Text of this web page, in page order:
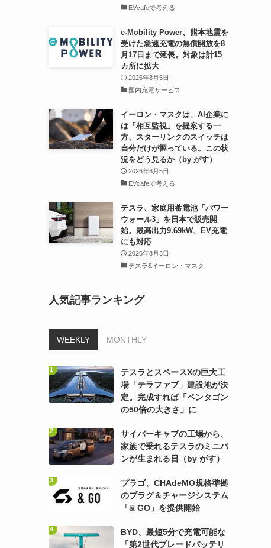
EVcafeで考える
e-Mobility Power、熊本地震を
受けた急速充電の無償開放を8
月17日まで延長。対象は計15
カ所に拡大
2026年8月5日
国内充電サービス
イーロン・マスクは、AI企業に
は「相互監視」を提案する一
方、スターリンクのスイッチは
自分だけが握っている。この状
況をどう見るか（by がす）
2026年8月5日
EVcafeで考える
テスラ、家庭用蓄電池「パワー
ウォール3」を日本で販売開
始。最高出力9.69kW、EV充電
にも対応
2026年8月3日
テスラ&イーロン・マスク
人気記事ランキング
WEEKLY MONTHLY
テスラとスペースXの巨大工
場「テラファブ」建設地が決
定。完成すれば「ペンタゴン
の50倍の大きさ」に
サイバーキャブの工場から、
家族で乗れるテスラのミニバ
ンが生まれる日（by がす）
プラゴ、CHAdeMO規格準拠
のプラグ＆チャージシステム
「& GO」を提供開始
BYD、最短5分で充電可能な
「第2世代ブレードバッテリ